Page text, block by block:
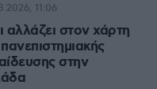
αλλάζει στον χάρτη
στην
11:06